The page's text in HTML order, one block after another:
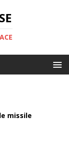
missile